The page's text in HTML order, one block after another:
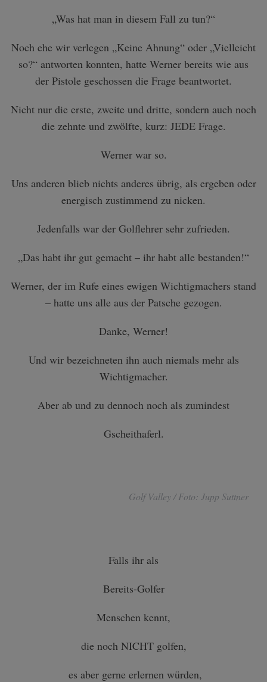
„Was hat man in diesem Fall zu tun?“
Noch ehe wir verlegen „Keine Ahnung“ oder „Vielleicht
so?“ antworten konnten, hatte Werner bereits wie aus
der Pistole geschossen die Frage beantwortet.
Nicht nur die erste, zweite und dritte, sondern auch noch
die zehnte und zwölfte, kurz: JEDE Frage.
Werner war so.
Uns anderen blieb nichts anderes übrig, als ergeben oder
energisch zustimmend zu nicken.
Jedenfalls war der Golflehrer sehr zufrieden.
„Das habt ihr gut gemacht – ihr habt alle bestanden!“
Werner, der im Rufe eines ewigen Wichtigmachers stand
– hatte uns alle aus der Patsche gezogen.
Danke, Werner!
Und wir bezeichneten ihn auch niemals mehr als
Wichtigmacher.
Aber ab und zu dennoch noch als zumindest
Gscheithaferl.
Golf Valley / Foto: Jupp Suttner
Falls ihr als
Bereits-Golfer
Menschen kennt,
die noch NICHT golfen,
es aber gerne erlernen würden,